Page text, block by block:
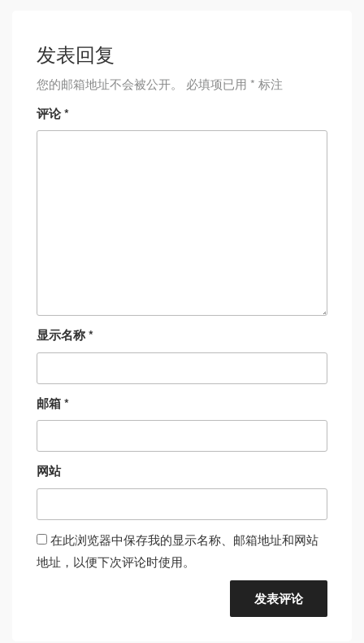
发表回复
您的邮箱地址不会被公开。 必填项已用 * 标注
评论*
显示名称*
邮箱*
网站
在此浏览器中保存我的显示名称、邮箱地址和网站
地址，以便下次评论时使用。